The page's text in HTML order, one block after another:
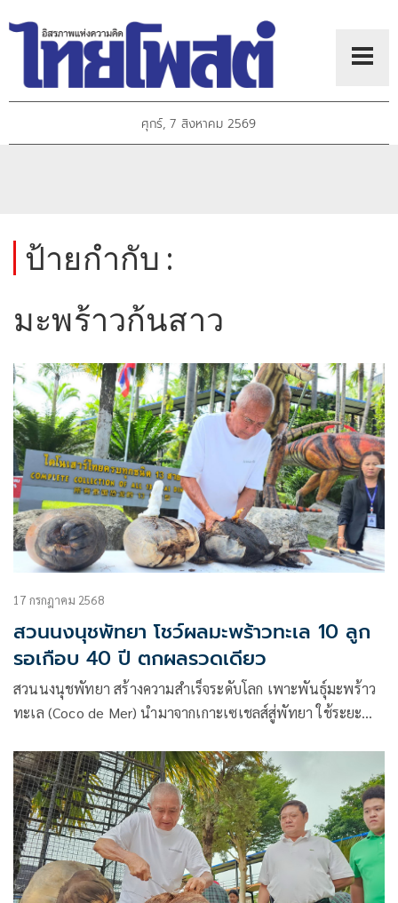
ศุกร์, 7 สิงหาคม 2569
ป้ายกำกับ :
มะพร้าวก้นสาว
17 กรกฎาคม 2568
สวนนงนุชพัทยา โชว์ผลมะพร้าวทะเล 10 ลูก
รอเกือบ 40 ปี ตกผลรวดเดียว
สวนนงนุชพัทยา สร้างความสำเร็จระดับโลก เพาะพันธุ์มะพร้าว
ทะเล (Coco de Mer) นำมาจากเกาะเซเชลส์สู่พัทยา ใช้ระยะ
9 ลูก พบเมล็ดแฝดรวม 10 ลูก มูลค่านับล้านบาท สะท้อนภารกิจ
อนุรักษ์พันธุ์พืชหายากของไทยสู่เวทีโลก